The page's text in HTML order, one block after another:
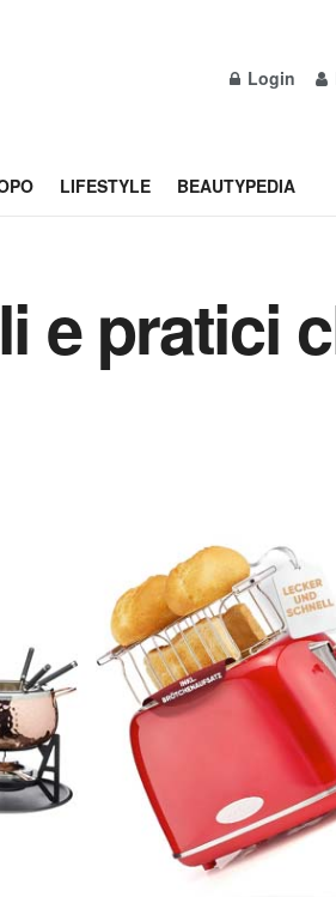
Login
LIFESTYLE BEAUTYPEDIA
e pratici